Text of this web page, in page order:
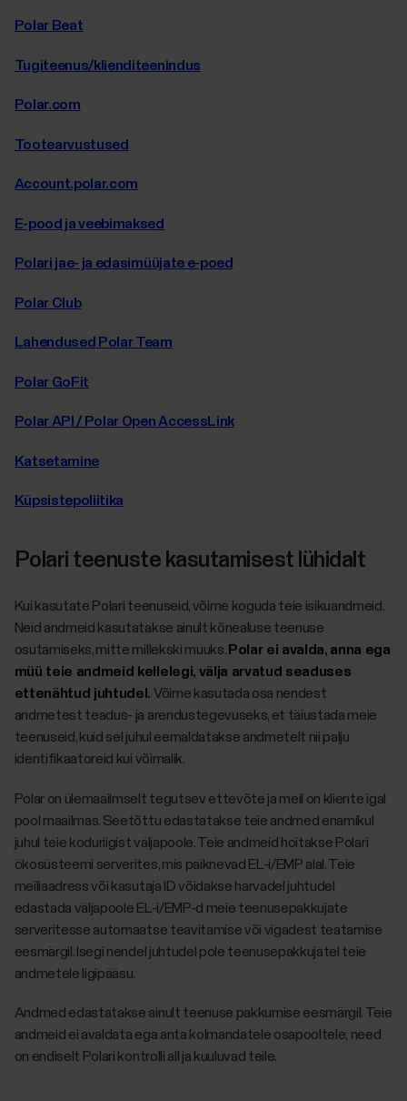
Polar Beat
Tugiteenus/klienditeenindus
Polar.com
Tootearvustused
Account.polar.com
E-pood ja veebimaksed
Polari jae- ja edasimüüjate e-poed
Polar Club
Lahendused Polar Team
Polar GoFit
Polar API / Polar Open AccessLink
Katsetamine
Küpsistepoliitika
Polari teenuste kasutamisest lühidalt
Kui kasutate Polari teenuseid, võime koguda teie isikuandmeid.
Neid andmeid kasutatakse ainult kõnealuse teenuse
osutamiseks, mitte millekski muuks. Polar ei avalda, anna ega
müü teie andmeid kellelegi, välja arvatud seaduses
ettenähtud juhtudel. Võime kasutada osa nendest
andmetest teadus- ja arendustegevuseks, et täiustada meie
teenuseid, kuid sel juhul eemaldatakse andmetelt nii palju
identifikaatoreid kui võimalik.
Polar on ülemaailmselt tegutsev ettevõte ja meil on kliente igal
pool maailmas. Seetõttu edastatakse teie andmed enamikul
juhul teie koduriigist väljapoole. Teie andmeid hoitakse Polari
ökosüsteemi serverites, mis paiknevad EL-i/EMP alal. Teie
meiliaadress või kasutaja ID võidakse harvadel juhtudel
edastada väljapoole EL-i/EMP-d meie teenusepakkujate
serveritesse automaatse teavitamise või vigadest teatamise
eesmärgil. Isegi nendel juhtudel pole teenusepakkujatel teie
andmetele ligipääsu.
Andmed edastatakse ainult teenuse pakkumise eesmärgil. Teie
andmeid ei avaldata ega anta kolmandatele osapooltele; need
on endiselt Polari kontrolli all ja kuuluvad teile.